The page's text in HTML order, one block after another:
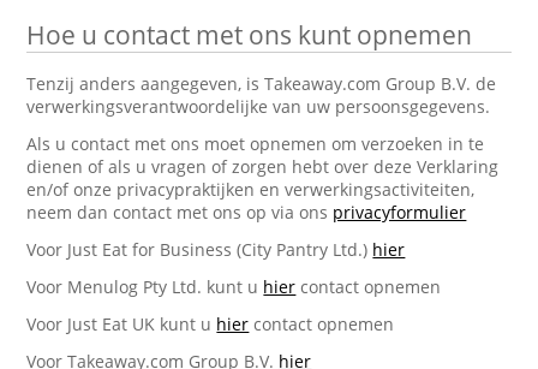
Hoe u contact met ons kunt opnemen
Tenzij anders aangegeven, is Takeaway.com Group B.V. de
verwerkingsverantwoordelijke van uw persoonsgegevens.
Als u contact met ons moet opnemen om verzoeken in te
dienen of als u vragen of zorgen hebt over deze Verklaring
en/of onze privacypraktijken en verwerkingsactiviteiten,
neem dan contact met ons op via ons privacyformulier
Voor Just Eat for Business (City Pantry Ltd.) hier
Voor Menulog Pty Ltd. kunt u hier contact opnemen
Voor Just Eat UK kunt u hier contact opnemen
Voor Takeaway.com Group B.V. hier